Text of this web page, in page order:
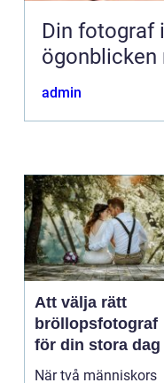
Din fotograf
ögonblicken
admin
Att välja rätt
bröllopsfotograf
för din stora dag
När två människors